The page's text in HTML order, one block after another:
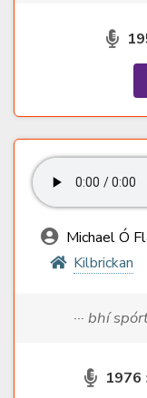
Michael Ó
Kilbrickan
··· bhí
1976 :